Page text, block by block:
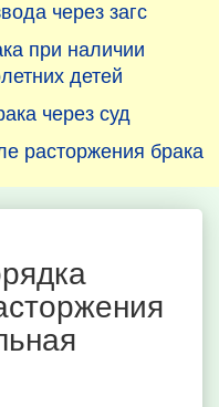
через загс
при наличии
детей
через суд
расторжения брака